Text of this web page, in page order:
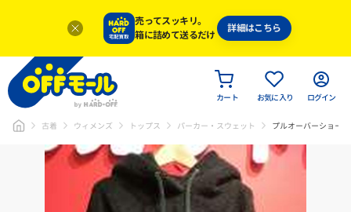
売ってスッキリ。
箱に詰めて送るだけ
詳細はこちら
カート お気に入り ログイン
古着 ウィメンズ トップス パーカー・スウェット プルオーバーショー